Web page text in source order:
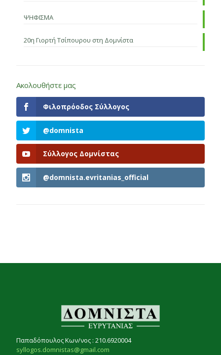
ΨΗΦΙΣΜΑ
20η Γιορτή Τσίπουρου στη Δομνίστα
Ακολουθήστε μας
Φιλοπρόοδος Σύλλογος
@domnista
Σύλλογος Δομνίστας
@domnista.evritanias_official
Παπαδόπουλος Κων/νος : 210.6920004
syllogos.domnistas@gmail.com